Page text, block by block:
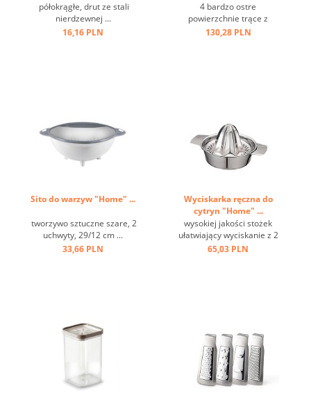
półokrągłe, drut ze stali
nierdzewnej ...
16,16 PLN
4 bardzo ostre
powierzchnie trące z
pojemnikiem ...
130,28 PLN
Sito do warzyw "Home" ...
tworzywo sztuczne szare, 2
uchwyty, 29/12 cm ...
33,66 PLN
Wyciskarka ręczna do
cytryn "Home" ...
wysokiej jakości stożek
ułatwiający wyciskanie z 2
wylewkami i szerokimi
65,03 PLN